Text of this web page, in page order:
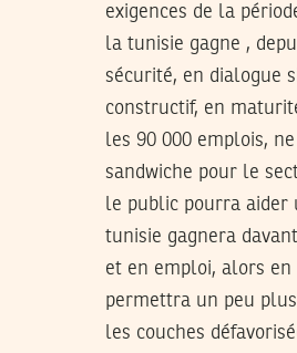
exigences de la
la tunisie gagne ,
sécurité, en dialogue
constructif, en
les 90 000 emplois,
sandwiche pour le
le public pourra aider
tunisie gagnera
et en emploi, alors en
permettra un peu
les couches